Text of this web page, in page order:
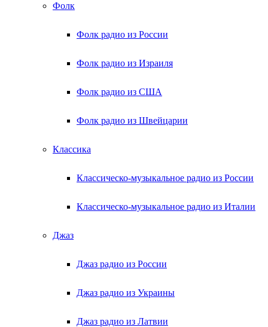
Фолк
Фолк радио из России
Фолк радио из Израиля
Фолк радио из США
Фолк радио из Швейцарии
Классика
Классическо-музыкальное радио из России
Классическо-музыкальное радио из Италии
Джаз
Джаз радио из России
Джаз радио из Украины
Джаз радио из Латвии